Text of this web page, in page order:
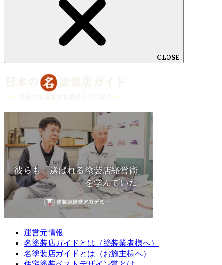
CLOSE
運営元情報
名塗装店ガイドとは（塗装業者様へ）
名塗装店ガイドとは（お施主様へ）